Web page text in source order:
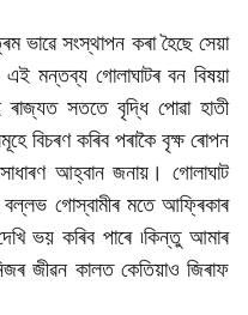
ভাৱে সংস্থাপন কৰা হৈছে সেয়া
মন্তব্য গোলাঘাটৰ বন বিষয়া
সততে বৃদ্ধি পোৱা হাতী
বিচৰণ কৰিব পৰাকৈ বৃক্ষ ৰোপন
আহ্বান জনায়। গোলাঘাট
গোস্বামীৰ মতে আফ্ৰিকাৰ
ভয় কৰিব পাৰে ৷কিন্তু আমাৰ
জীৱন কালত কেতিয়াও জিৰাফ